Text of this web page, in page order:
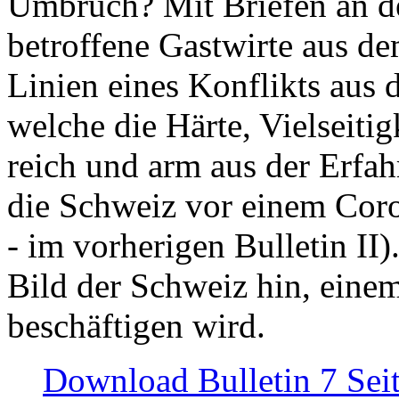
betroffene Gastwirte aus
Linien eines Konflikts aus
welche die Härte,
reich und arm aus der
die Schweiz vor einem
- im vorherigen Bulletin
Bild der Schweiz hin,
beschäftigen wird.
Download Bulletin 7